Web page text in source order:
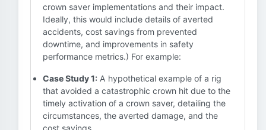
crown saver implementations and their impact.
Ideally, this would include details of averted
accidents, cost savings from prevented
downtime, and improvements in safety
performance metrics.) For example:
Case Study 1: A hypothetical example of a rig
that avoided a catastrophic crown hit due to the
timely activation of a crown saver, detailing the
circumstances, the averted damage, and the
cost savings.